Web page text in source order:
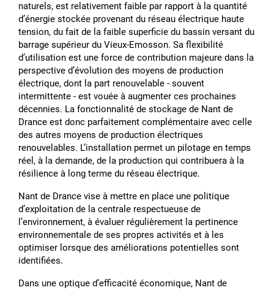
naturels, est relativement faible par rapport à la quantité
dʼénergie stockée provenant du réseau électrique haute
tension, du fait de la faible superficie du bassin versant du
barrage supérieur du Vieux-Emosson. Sa flexibilité
dʼutilisation est une force de contribution majeure dans la
perspective dʼévolution des moyens de production
électrique, dont la part renouvelable - souvent
intermittente - est vouée à augmenter ces prochaines
décennies. La fonctionnalité de stockage de Nant de
Drance est donc parfaitement complémentaire avec celle
des autres moyens de production électriques
renouvelables. Lʼinstallation permet un pilotage en temps
réel, à la demande, de la production qui contribuera à la
résilience à long terme du réseau électrique.
Nant de Drance vise à mettre en place une politique
dʼexploitation de la centrale respectueuse de
lʼenvironnement, à évaluer régulièrement la pertinence
environnementale de ses propres activités et à les
optimiser lorsque des améliorations potentielles sont
identifiées.
Dans une optique dʼefficacité économique, Nant de